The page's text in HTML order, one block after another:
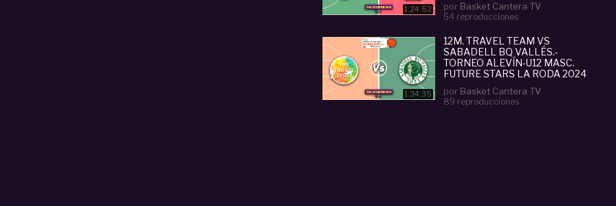
1:24:52 por Basket Cantera TV
54 reproducciones
1:34:35
12M. TRAVEL TEAM VS
SABADELL BQ VALLÉS.-
TORNEO ALEVÍN-U12 MASC.
FUTURE STARS LA RODA 2024
por Basket Cantera TV
89 reproducciones